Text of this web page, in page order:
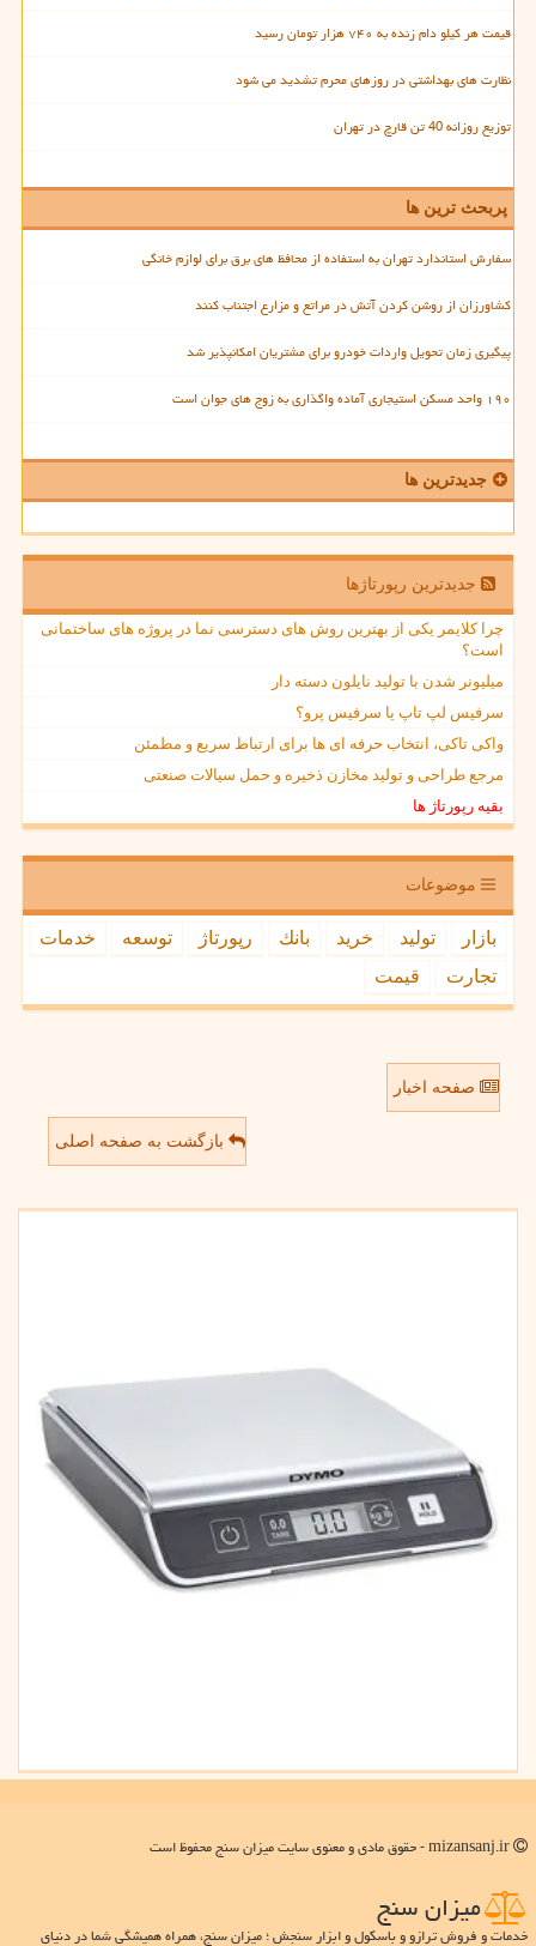
قیمت هر کیلو دام زنده به ۷۴۰ هزار تومان رسید
نظارت های بهداشتی در روزهای محرم تشدید می شود
توزیع روزانه 40 تن قارچ در تهران
پربحث ترین ها
سفارش استاندارد تهران به استفاده از محافظ های برق برای لوازم خانگی
کشاورزان از روشن کردن آتش در مراتع و مزارع اجتناب کنند
پیگیری زمان تحویل واردات خودرو برای مشتریان امکانپذیر شد
۱۹۰ واحد مسکن استیجاری آماده واگذاری به زوج های جوان است
جدیدترین ها
جدیدترین رپورتاژها
چرا کلایمر یکی از بهترین روش های دسترسی نما در پروژه های ساختمانی
است؟
میلیونر شدن با تولید نایلون دسته دار
سرفیس لپ تاپ یا سرفیس پرو؟
واکی تاکی، انتخاب حرفه ای ها برای ارتباط سریع و مطمئن
مرجع طراحی و تولید مخازن ذخیره و حمل سیالات صنعتی
بقیه رپورتاژ ها
موضوعات
بازار تولید خرید بانك رپورتاژ توسعه
خدمات
تجارت
قیمت
صفحه اخبار
بازگشت به صفحه اصلی
میزان سنج
خدمات و فروش ترازو و باسکول و ابزار سنجش ؛ میزان سنج، همراه همیشگی شما در دنیای